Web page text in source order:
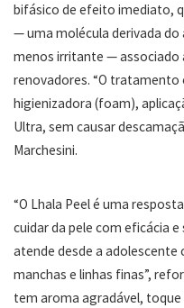
bifásico de efeito imediato,
— uma molécula derivada
menos irritante — associado
renovadores. “O
higienizadora (foam),
Ultra, sem causar
Marchesini.
“O Lhala Peel é uma
cuidar da pele com eficácia
atende desde a adolescente
manchas e linhas finas”,
tem aroma agradável,